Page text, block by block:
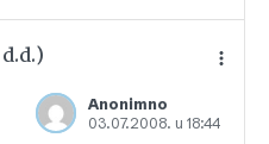
Anonimno
03.07.2008. u 18:44
Dodajte u favorite